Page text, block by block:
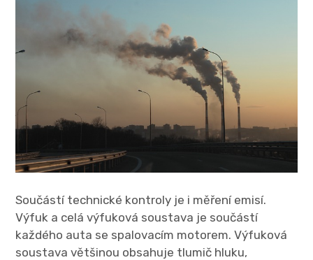
Součástí technické kontroly je i měření emisí.
Výfuk a celá výfuková soustava je součástí
každého auta se spalovacím motorem. Výfuková
soustava většinou obsahuje tlumič hluku,